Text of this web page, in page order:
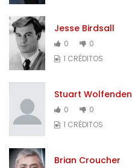
Jesse Birdsall
0
0
1 CRÉDITOS
Stuart Wolfenden
0
0
1 CRÉDITOS
Brian Croucher